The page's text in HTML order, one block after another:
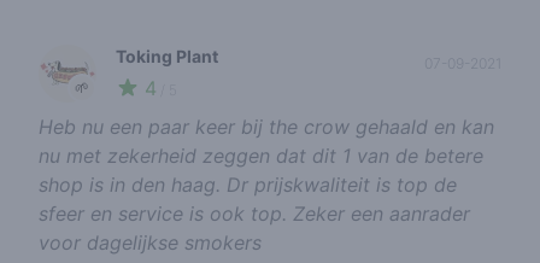
🌱
Toking Plant
4
Heb nu een paar keer bij the crow gehaald en kan
nu met zekerheid zeggen dat dit 1 van de betere
shop is in den haag. Dr prijskwaliteit is top de
sfeer en service is ook top. Zeker een aanrader
voor dagelijkse smokers